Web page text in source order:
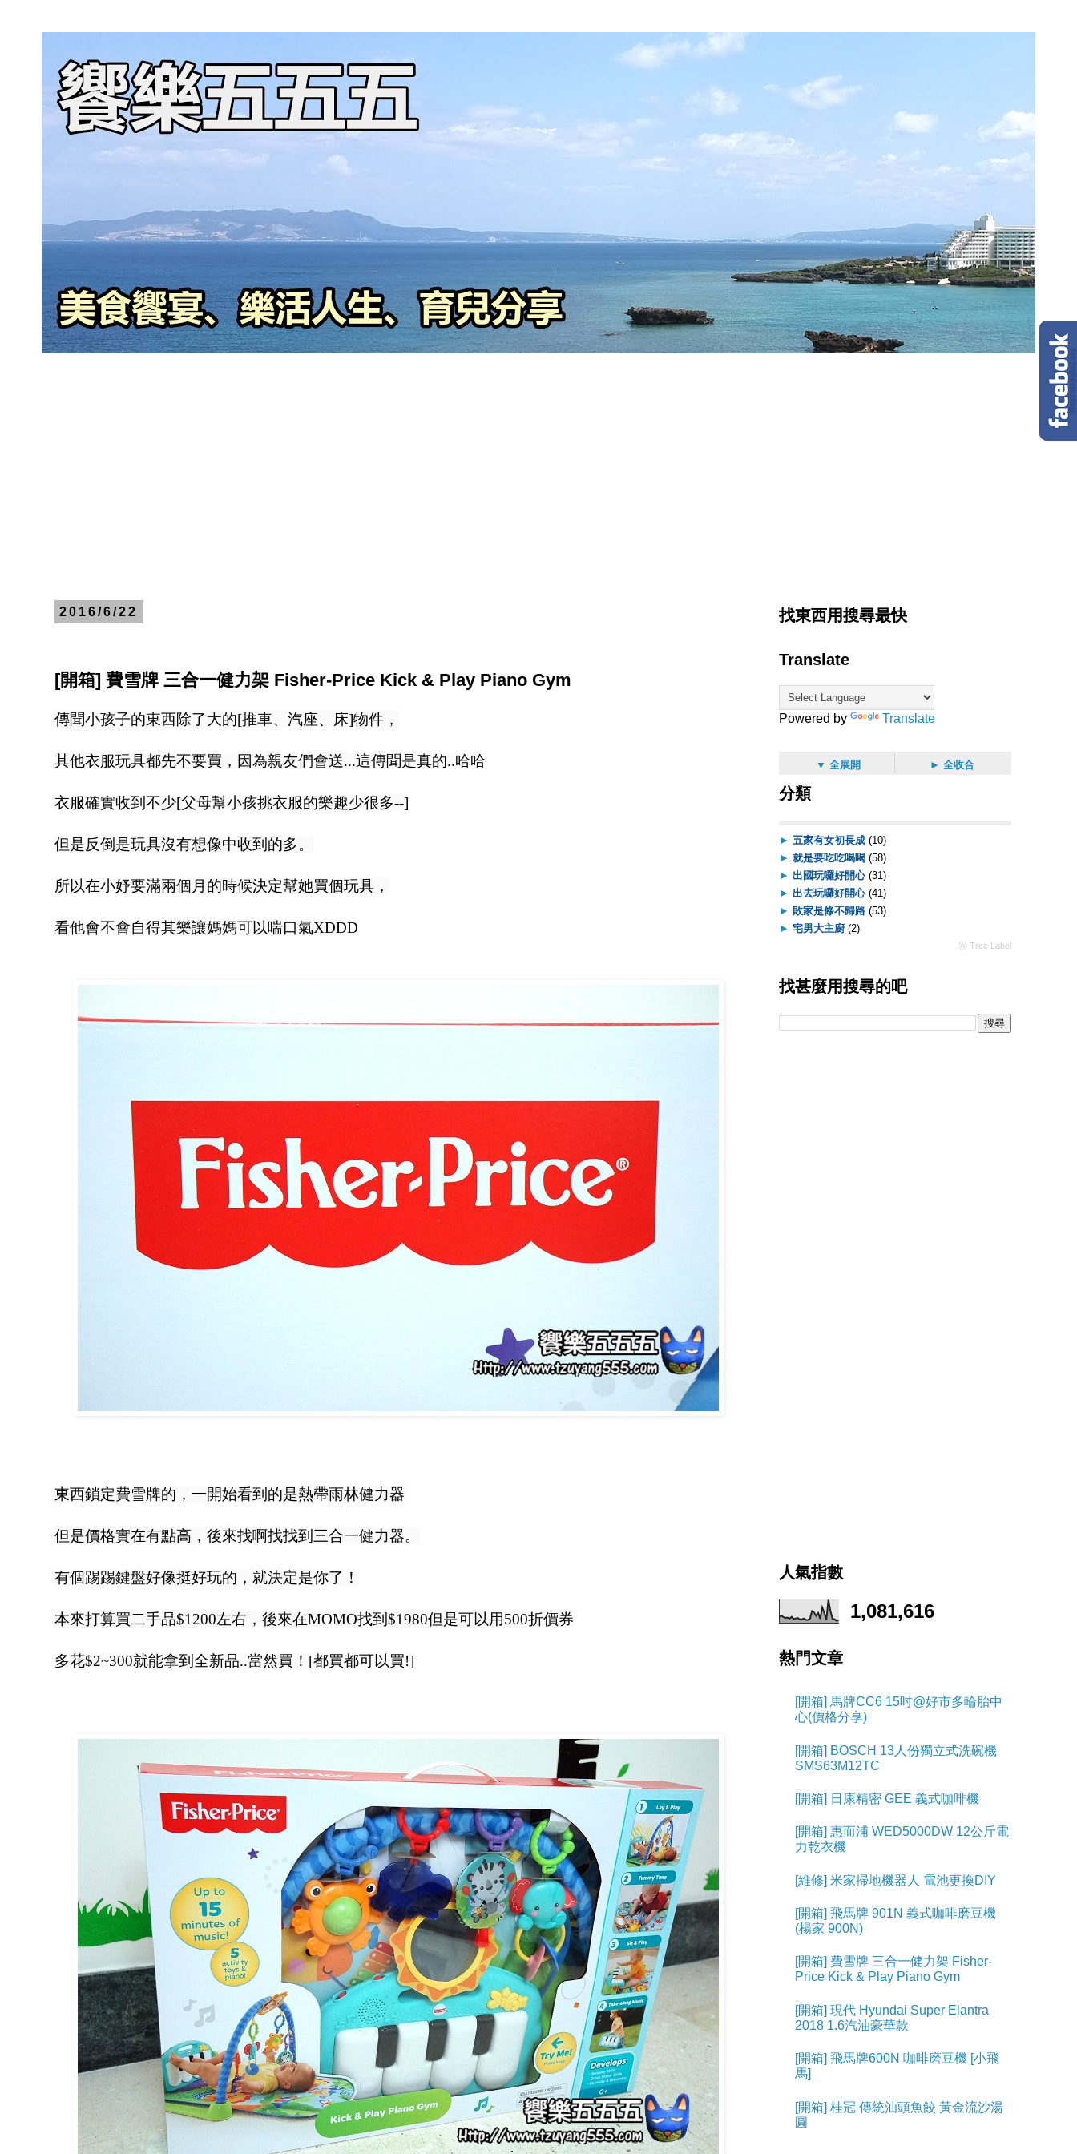
2016/6/22
[開箱] 費雪牌 三合一健力架 Fisher-Price Kick & Play Piano Gym
傳聞小孩子的東西除了大的[推車、汽座、床]物件，
其他衣服玩具都先不要買， 因為親友們會送...這傳聞是真的..哈哈
衣服確實收到不少[父母幫小孩挑衣服的樂趣少很多--]
但是反倒是玩具沒有想像中收到的多。
所以在小妤要滿兩個月的時候決定幫她買個玩具，
看他會不會自得其樂讓媽媽可以喘口氣XDDD
東西鎖定費雪牌的，一開始看到的是熱帶雨林健力器
但是價格實在有點高，後來找啊找找到三合一健力器。
有個踢踢鍵盤好像挺好玩的，就決定是你了！
本來打算買二手品$1200左右，後來在MOMO找到$1980但是可以用500折價券
多花$2~300就能拿到全新品..當然買！[都買都可以買!]
找東西用搜尋最快
Translate
Powered by Translate
▼ 全展開 ► 全收合
分類
► 五家有女初長成 (10)
► 就是要吃吃喝喝 (58)
► 出國玩囉好開心 (31)
► 出去玩囉好開心 (41)
► 敗家是條不歸路 (53)
► 宅男大主廚 (2)
ⓦ Tree Label
找甚麼用搜尋的吧
人氣指數
1,081,616
熱門文章
[開箱] 馬牌CC6 15吋@好市多輪胎中
心(價格分享)
[開箱] BOSCH 13人份獨立式洗碗機
SMS63M12TC
[開箱] 日康精密 GEE 義式咖啡機
[開箱] 惠而浦 WED5000DW 12公斤電
力乾衣機
[維修] 米家掃地機器人 電池更換DIY
[開箱] 飛馬牌 901N 義式咖啡磨豆機
(楊家 900N)
[開箱] 費雪牌 三合一健力架 Fisher-
Price Kick & Play Piano Gym
[開箱] 現代 Hyundai Super Elantra
2018 1.6汽油豪華款
[開箱] 飛馬牌600N 咖啡磨豆機 [小飛
馬]
[開箱] 桂冠 傳統汕頭魚餃 黃金流沙湯
圓